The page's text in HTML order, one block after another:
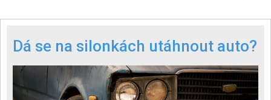
Dá se na silonkách utáhnout auto?